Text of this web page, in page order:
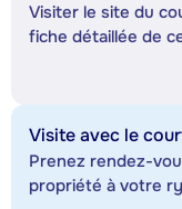
Visiter le site du
fiche détaillée de
Visite avec le
Prenez rendez-
propriété à votre